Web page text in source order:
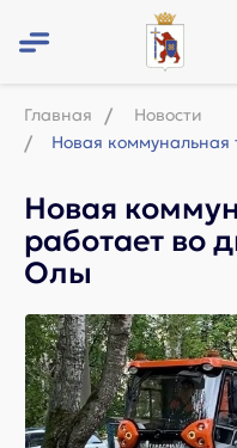
Главная
Новости
Новая
работает во
Олы